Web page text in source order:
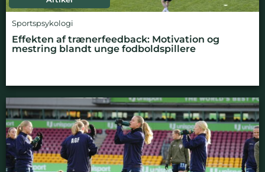
Sportspsykologi
Effekten af trænerfeedback: Motivation og
mestring blandt unge fodboldspillere